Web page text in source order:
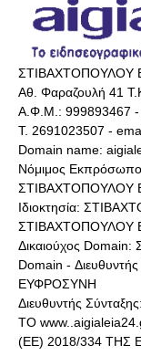
ΣΤΙΒΑΧΤΟΠΟΥΛΟΥ
Αθ. Φαραζουλή 41
Α.Φ.Μ.: 999893467 -
Τ. 2691023507 -
Domain name:
Νόμιμος
ΣΤΙΒΑΧΤΟΠΟΥΛΟΥ
Ιδιοκτησία:
ΣΤΙΒΑΧΤΟΠΟΥΛΟΥ
Δικαιούχος
Domain -
ΕΥΦΡΟΣΥΝΗ
Διευθυντής
ΤΟ
(ΕΕ) 2018/334 ΤΗΣ